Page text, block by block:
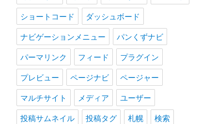
ショートコード
ダッシュボード
ナビゲーションメニュー
パンくずナビ
パーマリンク
フィード
プラグイン
プレビュー
ページナビ
ページャー
マルチサイト
メディア
ユーザー
投稿サムネイル
投稿タグ 札幌 検索